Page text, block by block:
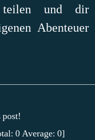
und dir
Abenteuer
0Average: 0]